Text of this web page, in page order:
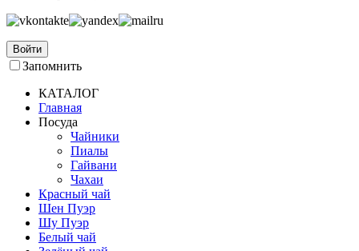
Войти
Запомнить
КАТАЛОГ
Главная
Посуда
Чайники
Пиалы
Гайвани
Чахаи
Красный чай
Шен Пуэр
Шу Пуэр
Белый чай